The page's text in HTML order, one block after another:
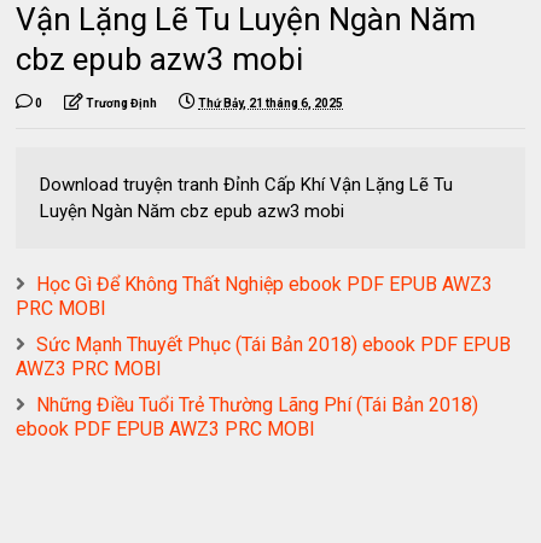
Vận Lặng Lẽ Tu Luyện Ngàn Năm
cbz epub azw3 mobi
0 Trương Định Thứ Bảy, 21 tháng 6, 2025
Download truyện tranh Đỉnh Cấp Khí Vận Lặng Lẽ Tu
Luyện Ngàn Năm cbz epub azw3 mobi
Học Gì Để Không Thất Nghiệp ebook PDF EPUB AWZ3
PRC MOBI
Sức Mạnh Thuyết Phục (Tái Bản 2018) ebook PDF EPUB
AWZ3 PRC MOBI
Những Điều Tuổi Trẻ Thường Lãng Phí (Tái Bản 2018)
ebook PDF EPUB AWZ3 PRC MOBI